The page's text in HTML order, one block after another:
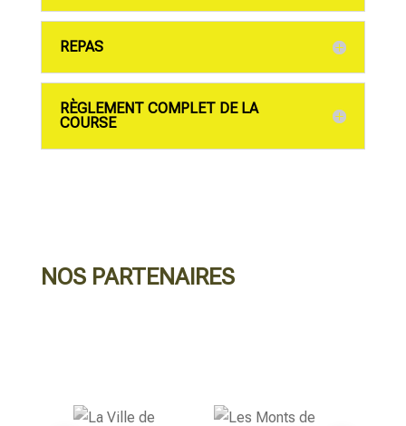
REPAS
RÈGLEMENT COMPLET DE LA
COURSE
NOS PARTENAIRES